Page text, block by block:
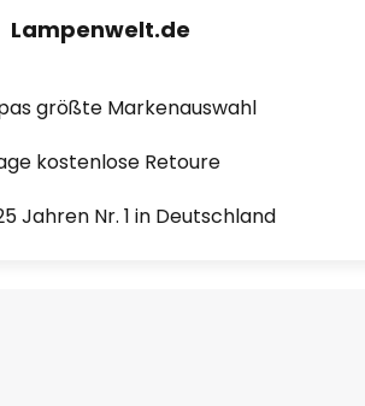
Lampenwelt.de
größte Markenauswahl
kostenlose Retoure
Jahren Nr. 1 in Deutschland